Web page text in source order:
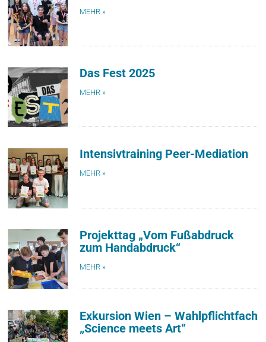
MEHR »
Das Fest 2025
MEHR »
Intensivtraining Peer-Mediation
MEHR »
Projekttag „Vom Fußabdruck
zum Handabdruck“
MEHR »
Exkursion Wien – Wahlpflichtfach
„Science meets Art“